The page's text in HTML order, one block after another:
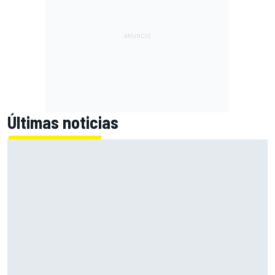
Últimas noticias